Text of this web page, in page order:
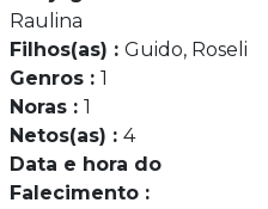
Raulina
Filhos(as) : Guido, Roseli
Genros : 1
Noras : 1
Netos(as) : 4
Data e hora do
Falecimento :